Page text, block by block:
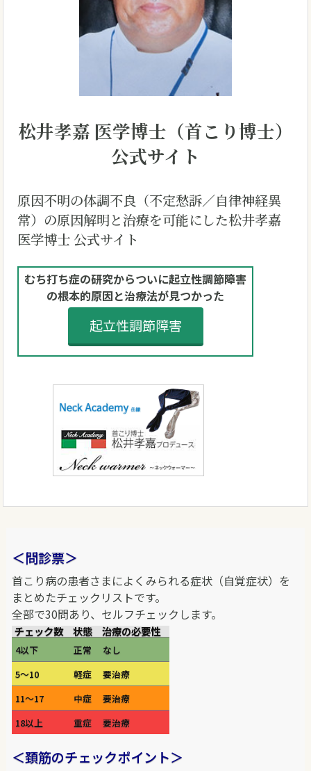
松井孝嘉 医学博士 （首こり博士）
公式サイト
原因不明の体調不良（不定愁訴／自律神経異
常）の原因解明と治療を可能にした松井孝嘉
医学博士 公式サイト
むち打ち症の研究からついに起立性調節障害
の根本的原因と治療法が見つかった
起立性調節障害
＜問診票＞
首こり病の患者さまによくみられる症状（自覚症状）を
まとめたチェックリストです。
全部で30問あり、セルフチェックします。
チェック数 状態 治療の必要性
4以下 正常
なし
5～10
軽症
要治療
11～17
中症
要治療
18以上
重症 要治療
＜頚筋のチェックポイント＞